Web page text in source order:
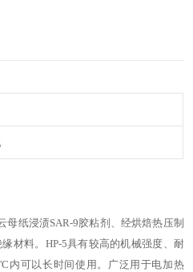
母纸浸渍SAR-9胶粘剂、经烘焙热压制
材料。HP-5具有较高的机械强度、耐
内可以长时间使用。广泛用于电加热